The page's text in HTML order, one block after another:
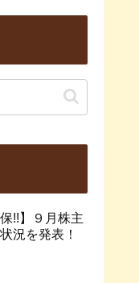
!!】９月株主
況を発表！